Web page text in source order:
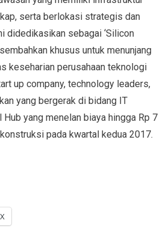
serta berlokasi strategis dan
didedikasikan sebagai ‘Silicon
khusus untuk menunjang
keseharian perusahaan teknologi
up company, technology leaders,
yang bergerak di bidang IT
yang menelan biaya hingga Rp 7
pada kwartal kedua 2017.
X